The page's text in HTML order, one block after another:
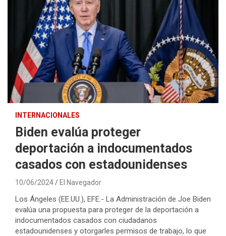
INTERNACIONALES
Biden evalúa proteger
deportación a indocumentados
casados con estadounidenses
10/06/2024 El Navegador
Los Ángeles (EE.UU.), EFE.- La Administración de Joe Biden
evalúa una propuesta para proteger de la deportación a
indocumentados casados con ciudadanos
estadounidenses y otorgarles permisos de trabajo, lo que